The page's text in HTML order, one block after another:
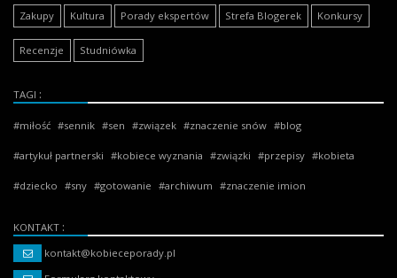
Zakupy Kultura Porady ekspertów Strefa Blogerek Konkursy
Recenzje Studniówka
TAGI
miłość sennik sen związek znaczenie snów blog
artykuł partnerski kobiece wyznania związki przepisy kobieta
dziecko sny gotowanie archiwum znaczenie imion
KONTAKT
kontakt@kobieceporady.pl